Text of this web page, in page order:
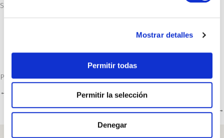
t
Mostrar detalles
Permitir todas
Permitir la selección
Denegar
Sal (g)
VOLVER A LA TIENDA
Productos relacionados
POSTS
NAVIGATION
← Vino del Centenario 2017
CERRO LOS CURAS 2020 – VIÑEDO SINGULAR →